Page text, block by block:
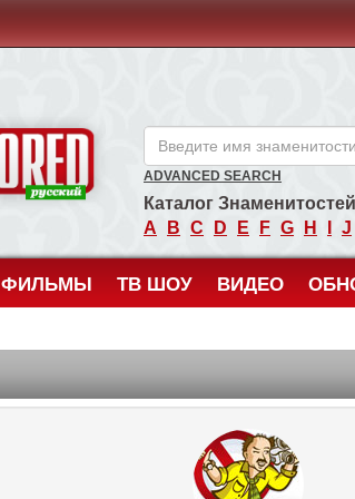
ADVANCED SEARCH
Каталог Знаменитостей
A
B C D E F G H J
ФИЛЬМЫ ТВ ШОУ ВИДЕО